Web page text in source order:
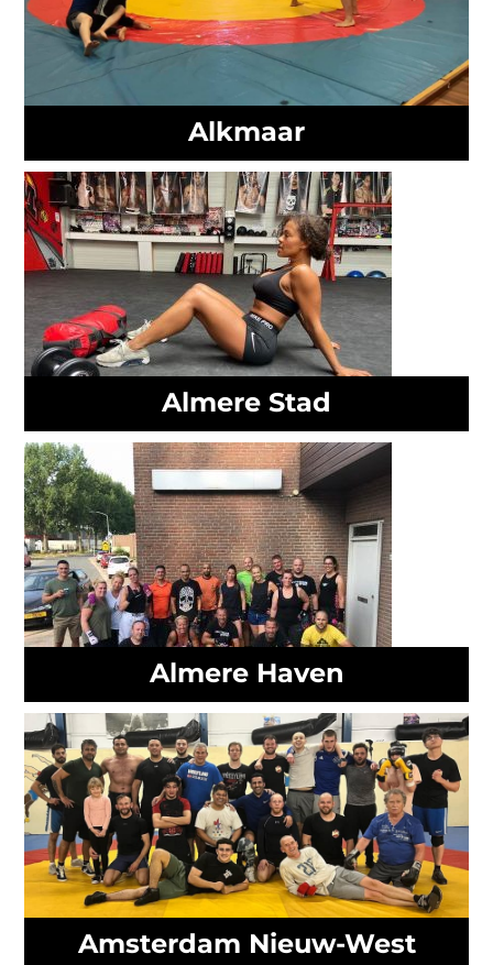
Alkmaar
Almere Stad
Almere Haven
Amsterdam Nieuw-West